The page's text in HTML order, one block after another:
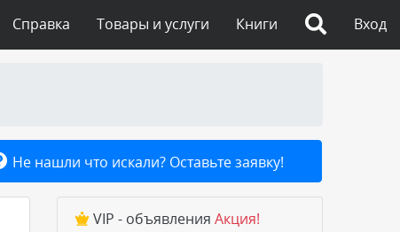
Вход
Книги
Товары и услуги
Справка
Не нашли что искали? Оставьте заявку!
VIP - объявления Акция!